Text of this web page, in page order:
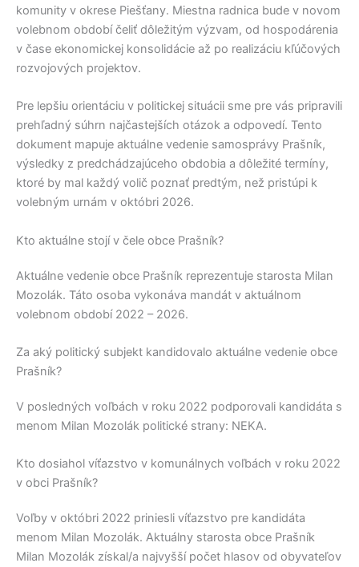
komunity v okrese Piešťany. Miestna radnica bude v novom
volebnom období čeliť dôležitým výzvam, od hospodárenia
v čase ekonomickej konsolidácie až po realizáciu kľúčových
rozvojových projektov.
Pre lepšiu orientáciu v politickej situácii sme pre vás pripravili
prehľadný súhrn najčastejších otázok a odpovedí. Tento
dokument mapuje aktuálne vedenie samosprávy Prašník,
výsledky z predchádzajúceho obdobia a dôležité termíny,
ktoré by mal každý volič poznať predtým, než pristúpi k
volebným urnám v októbri 2026.
Kto aktuálne stojí v čele obce Prašník?
Aktuálne vedenie obce Prašník reprezentuje starosta Milan
Mozolák. Táto osoba vykonáva mandát v aktuálnom
volebnom období 2022 – 2026.
Za aký politický subjekt kandidovalo aktuálne vedenie obce
Prašník?
V posledných voľbách v roku 2022 podporovali kandidáta s
menom Milan Mozolák politické strany: NEKA.
Kto dosiahol víťazstvo v komunálnych voľbách v roku 2022
v obci Prašník?
Voľby v októbri 2022 priniesli víťazstvo pre kandidáta
menom Milan Mozolák. Aktuálny starosta obce Prašník
Milan Mozolák získal/a najvyšší počet hlasov od obyvateľov